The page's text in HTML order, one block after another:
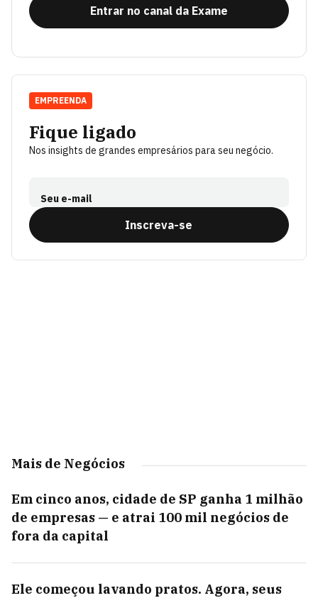
Entrar no canal da Exame
Fique ligado
Nos insights de grandes empresários para seu negócio.
Seu e-mail
Inscreva-se
EMPREENDA
Mais de Negócios
Em cinco anos, cidade de SP ganha 1 milhão
de empresas — e atrai 100 mil negócios de
fora da capital
Ele começou lavando pratos. Agora, seus